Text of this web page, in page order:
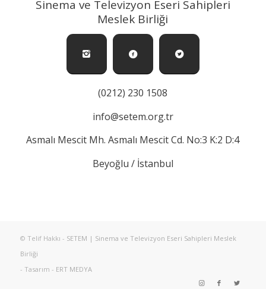
Sinema ve Televizyon Eseri Sahipleri
Meslek Birliği
(0212) 230 1508
info@setem.org.tr
Asmalı Mescit Mh. Asmalı Mescit Cd. No:3 K:2 D:4
Beyoğlu / İstanbul
© Telif Hakkı - SETEM | Sinema ve Televizyon Eseri Sahipleri Meslek
Birliği
- Tasarım - ERT MEDYA